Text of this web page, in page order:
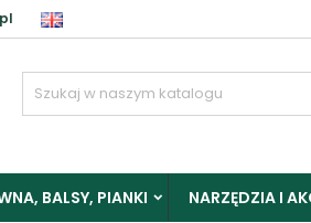
BALSY, PIANKI NARZĘDZIA I